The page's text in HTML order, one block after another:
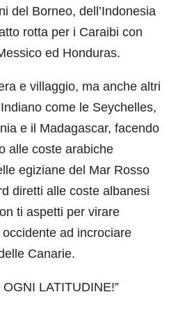
del Borneo, dell’Indonesia
rotta per i Caraibi con
ed Honduras.
e villaggio, ma anche altri
come le Seychelles,
e il Madagascar, facendo
alle coste arabiche
egiziane del Mar Rosso
diretti alle coste albanesi
ti aspetti per virare
ad incrociare
Canarie.
LATITUDINE!”